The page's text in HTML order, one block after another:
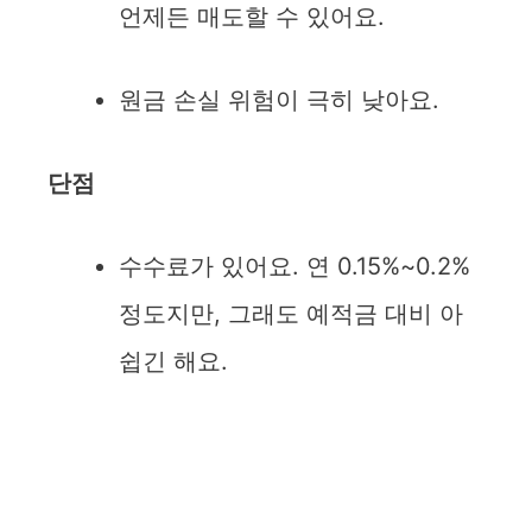
언제든 매도할 수 있어요.
원금 손실 위험이 극히 낮아요.
단점
수수료가 있어요. 연 0.15%~0.2%
정도지만, 그래도 예적금 대비 아
쉽긴 해요.